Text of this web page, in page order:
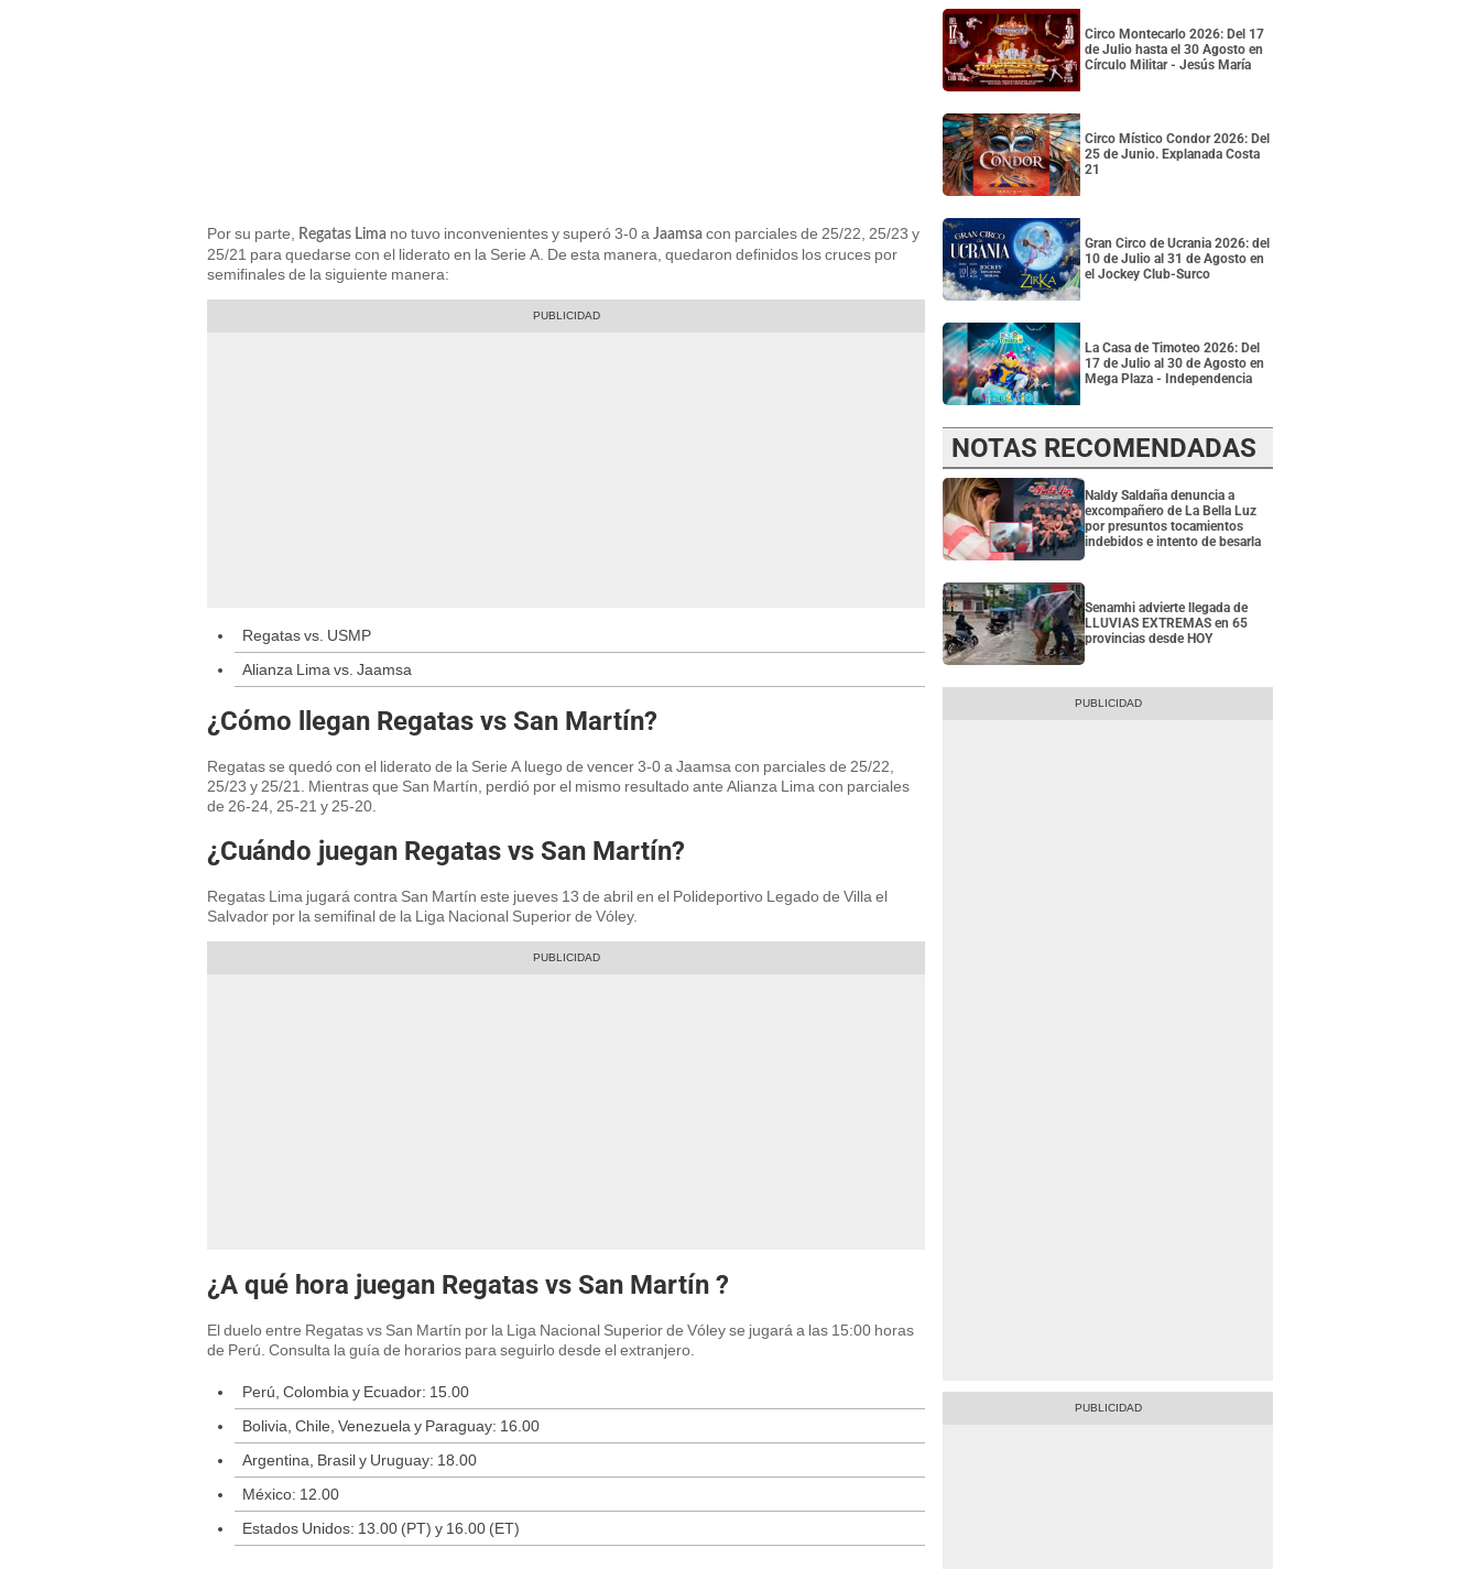
Por su parte, Regatas Lima no tuvo inconvenientes y superó 3-0 a Jaamsa con parciales de 25/22, 25/23 y
25/21 para quedarse con el liderato en la Serie A. De esta manera, quedaron definidos los cruces por
semifinales de la siguiente manera:
Regatas vs. USMP
Alianza Lima vs. Jaamsa
¿Cómo llegan Regatas vs San Martín?
Regatas se quedó con el liderato de la Serie A luego de vencer 3-0 a Jaamsa con parciales de 25/22,
25/23 y 25/21. Mientras que San Martín, perdió por el mismo resultado ante Alianza Lima con parciales
de 26-24, 25-21 y 25-20.
¿Cuándo juegan Regatas vs San Martín?
Regatas Lima jugará contra San Martín este jueves 13 de abril en el Polideportivo Legado de Villa el
Salvador por la semifinal de la Liga Nacional Superior de Vóley.
¿A qué hora juegan Regatas vs San Martín ?
El duelo entre Regatas vs San Martín por la Liga Nacional Superior de Vóley se jugará a las 15:00 horas
de Perú. Consulta la guía de horarios para seguirlo desde el extranjero.
Perú, Colombia y Ecuador: 15.00
Bolivia, Chile, Venezuela y Paraguay: 16.00
Argentina, Brasil y Uruguay: 18.00
México: 12.00
Estados Unidos: 13.00 (PT) y 16.00 (ET)
Circo Montecarlo 2026: Del 17
de Julio hasta el 30 Agosto en
Círculo Militar - Jesús María
Circo Místico Condor 2026: Del
25 de Junio. Explanada Costa
21
Gran Circo de Ucrania 2026: del
10 de Julio al 31 de Agosto en
el Jockey Club-Surco
La Casa de Timoteo 2026: Del
17 de Julio al 30 de Agosto en
Mega Plaza - Independencia
NOTAS RECOMENDADAS
Naldy Saldaña denuncia a
excompañero de La Bella Luz
por presuntos tocamientos
indebidos e intento de besarla
Senamhi advierte llegada de
LLUVIAS EXTREMAS en 65
provincias desde HOY